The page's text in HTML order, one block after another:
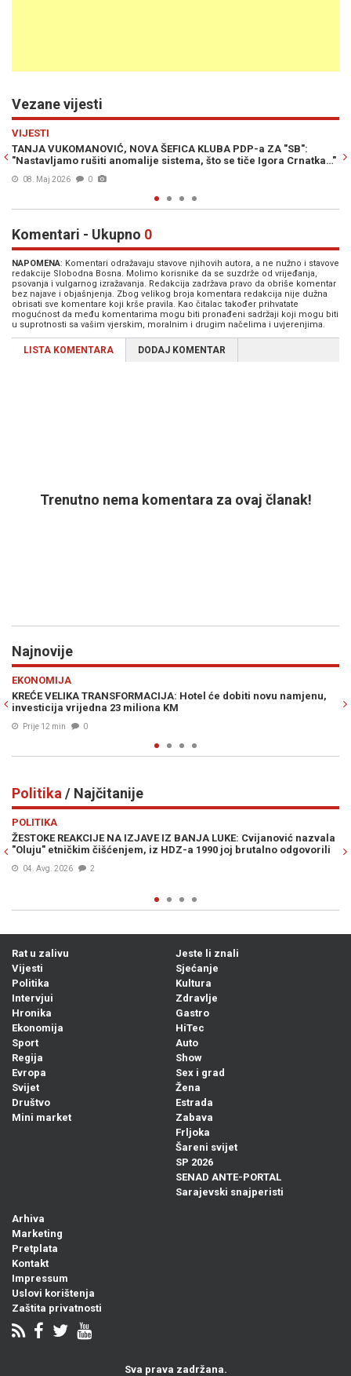
Vezane vijesti
"SB":
Crnatka…"
POLITIČKI ZEMLJOTRES U RS: Igor Crnadak napušta
i osniva novu stranku?
15. Mar. 2026
Komentari - Ukupno 0
NAPOMENA: Komentari odražavaju stavove njihovih autora, a ne nužno i stavove
redakcije Slobodna Bosna. Molimo korisnike da se suzdrže od vrijeđanja,
psovanja i vulgarnog izražavanja. Redakcija zadržava pravo da obriše komentar
bez najave i objašnjenja. Zbog velikog broja komentara redakcija nije dužna
obrisati sve komentare koji krše pravila. Kao čitalac također prihvatate
mogućnost da među komentarima mogu biti pronađeni sadržaji koji mogu biti
u suprotnosti sa vašim vjerskim, moralnim i drugim načelima i uvjerenjima.
LISTA KOMENTARA DODAJ KOMENTAR
Trenutno nema komentara za ovaj članak!
Najnovije
namjenu,
BRZA POŠTA ZA SPECIJALCE: Kako je EuroExpress
logistika za tajne policijske operacije MUP-a RS
Politika / Najčitanije
nazvala
odgovorili
„OD MILETA UZMITE OSTATAK...“: Šokantan snimak
Vučića na Kupresu izazvao burne reakcije...
Rat u zalivu
Vijesti
Politika
Intervjui
Hronika
Ekonomija
Sport
Regija
Evropa
Svijet
Društvo
Mini market
Jeste li znali
Sjećanje
Kultura
Zdravlje
Gastro
HiTec
Auto
Show
Sex i grad
Žena
Estrada
Zabava
Frljoka
Šareni svijet
SP 2026
SENAD ANTE-PORTAL
Sarajevski snajperisti
Arhiva
Marketing
Pretplata
Kontakt
Impressum
Uslovi korištenja
Zaštita privatnosti
Sva prava zadržana.